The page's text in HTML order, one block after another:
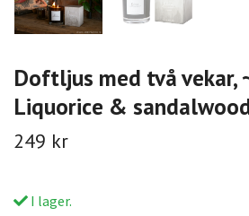
Doftljus med två vekar,
Liquorice &
249 kr
I lager.